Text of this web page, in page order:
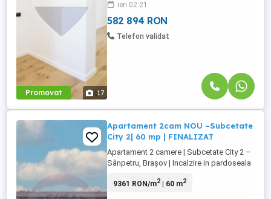
Promovat 17
Decembrie . Renovarea integrală reflectă o
investiție atentă ...
ieri 02:21
582 894 RON
Telefon validat
Apartament 2cam NOU –Subcetate
City 2| 60 mp | FINALIZAT
Apartament 2 camere | Subcetate City 2 –
Sânpetru, Brașov | Incalzire in pardoseala
care îmbină armonios confortul modern
9361 RON/m2| 60 m2